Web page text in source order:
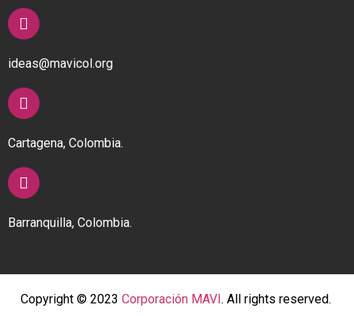
ideas@mavicol.org
Cartagena, Colombia.
Barranquilla, Colombia.
Copyright © 2023 Corporación MAVI . All rights reserved.